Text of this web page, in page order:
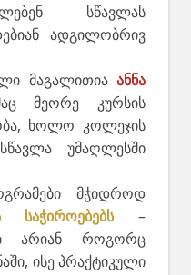
სწავლას
ადგილობრივ
მაგალითია ანნა
მეორე კურსის
ხოლო კოლეჯის
უმაღლესში
მჭიდროდ
საჭიროებებს–
არიან როგორც
ისე პრაქტიკული